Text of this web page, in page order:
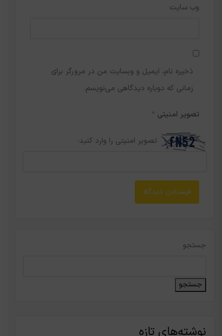
وب‌ سایت
ذخیره نام، ایمیل و وبسایت من در مرورگر برای
زمانی که دوباره دیدگاهی می‌نویسم.
تصویر امنیتی *
تصویر امنیتی را وارد کنید:
جستجو
جستجو
نوشته‌های تازه